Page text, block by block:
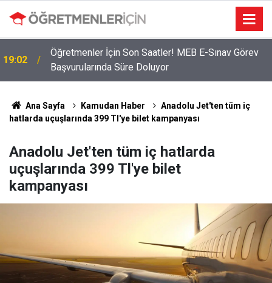
19:02
Öğretmenler İçin Son Saatler! MEB E-Sınav Görev
Başvurularında Süre Doluyor
Ana Sayfa Kamudan Haber
Anadolu Jet'ten tüm iç
hatlarda uçuşlarında 399 Tl'ye bilet kampanyası
Anadolu Jet'ten tüm iç hatlarda
uçuşlarında 399 Tl'ye bilet
kampanyası